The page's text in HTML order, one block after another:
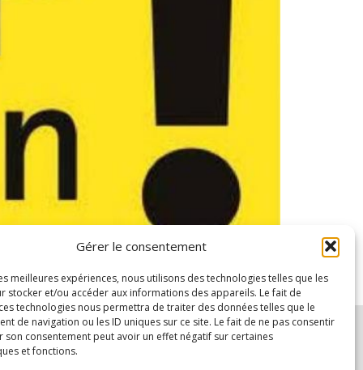
Gérer le consentement
meilleures expériences, nous utilisons des technologies telles que les
stocker et/ou accéder aux informations des appareils. Le fait de
technologies nous permettra de traiter des données telles que le
de navigation ou les ID uniques sur ce site. Le fait de ne pas consentir
son consentement peut avoir un effet négatif sur certaines
et fonctions.